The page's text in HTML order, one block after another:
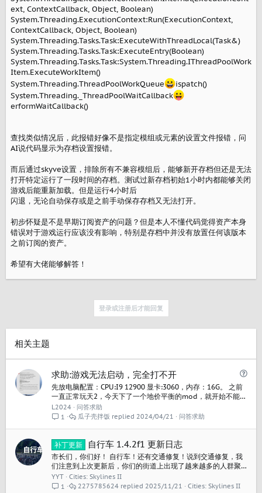
ext, ContextCallback, Object, Boolean)
System.Threading.ExecutionContext:Run(ExecutionContext,
ContextCallback, Object, Boolean)
System.Threading.Tasks.Task:ExecuteWithThreadLocal(Task&)
System.Threading.Tasks.Task:ExecuteEntry(Boolean)
System.Threading.Tasks.Task:System.Threading.IThreadPoolWork
Item.ExecuteWorkItem()
System.Threading.ThreadPoolWorkQueue
ispatch()
System.Threading._ThreadPoolWaitCallback
erformWaitCallback()
查找类似情况后，此报错好像不是指定模组或元素的设置文件报错，问
AI说代码显示为存档设置报错。
而后通过skyve设置，排除所有不兼容模组后，能够新开存档但还是无法
打开特定运行了一段时间的存档。测试过新存档初始1小时内都能够关闭
游戏后能重新加载。但是运行4小时后
闪退，无论自动保存或是之前手动保存存档又无法打开。
初步怀疑是不是早期订阅资产的问题？但是本人不懂代码觉得资产本身
错误对于游戏运行应该没有影响，特别是存档中并没有放置任何该版本
之前订阅的资产。
希望有大佬能够解答！
登录或注册后才能回复
相关主题
问
求助:游戏无法启动，完全打不开
先放电脑配置：CPU:I9 12900 显卡:3060，内存：16G。 之前
一直正常玩天2，今天下了一个地价平衡的mod，就开始不能玩
了，删除了模组，重装游戏，都不行，游戏是直接闪退，完全
不能打开，只是点开时闪一下，有谁遇到过？求指导。用csul
L2024
问答求助
1
问答求助
2024/04/21
瓜子壳拌饭
补丁更新 自行车 1.4.2f1 更新日志
市长们，你们好！ 自行车！还有交通修复！说到交通修复，我
们注意到上次更新后，你们的街道上出现了越来越多的人群聚
集，因此这次加入了一些平衡性调整，以缓解行人交通压力。
如果你还没有看过我们昨天发布的详细介绍“自行车”的开发日
YYT
Cities: Skylines II
1
Cities: Skylines II
2025/11/21
2275785624